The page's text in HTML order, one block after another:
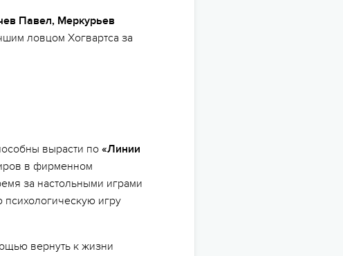
Павел, Меркурьев
ловцом Хогвартса за
вырасти по «Линии
в фирменном
за настольными играми
психологическую игру
вернуть к жизни